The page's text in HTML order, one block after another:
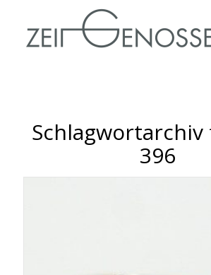
Schlagwortarchiv
396